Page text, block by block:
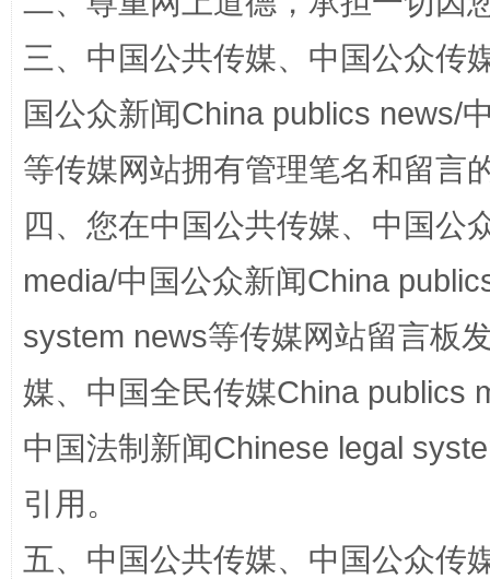
站台名比不上好声名
三、中国公共传媒、中国公众传
国公众新闻China publics news/
等传媒网站拥有管理笔名和留言
四、您在中国公共传媒、中国公
media/中国公众新闻China
system news等传媒网站留言板
媒、中国全民传媒China publics
中国法制新闻Chinese legal
引用。
五、中国公共传媒、中国公众传